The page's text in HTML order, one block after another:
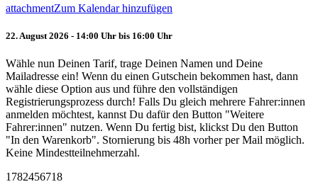
attachmentZum Kalendar hinzufügen
22. August 2026 - 14:00 Uhr bis 16:00 Uhr
Wähle nun Deinen Tarif, trage Deinen Namen und Deine
Mailadresse ein! Wenn du einen Gutschein bekommen hast, dann
wähle diese Option aus und führe den vollständigen
Registrierungsprozess durch! Falls Du gleich mehrere Fahrer:innen
anmelden möchtest, kannst Du dafür den Button "Weitere
Fahrer:innen" nutzen. Wenn Du fertig bist, klickst Du den Button
"In den Warenkorb". Stornierung bis 48h vorher per Mail möglich.
Keine Mindestteilnehmerzahl.
1782456718